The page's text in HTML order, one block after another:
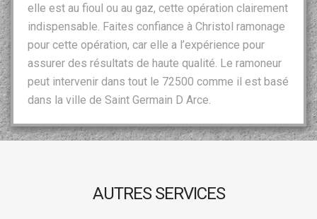
elle est au fioul ou au gaz, cette opération clairement
indispensable. Faites confiance à Christol ramonage
pour cette opération, car elle a l’expérience pour
assurer des résultats de haute qualité. Le ramoneur
peut intervenir dans tout le 72500 comme il est basé
dans la ville de Saint Germain D Arce.
AUTRES SERVICES